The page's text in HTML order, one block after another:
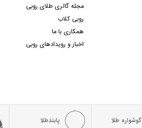
مجله گالری طلای روبی
روبی کلاب
همکاری با ما
اخبار و رویدادهای روبی
گوشواره طلا پابندطلا